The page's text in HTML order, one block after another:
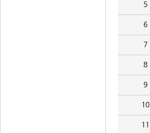
5
6
7
8
9
10
11